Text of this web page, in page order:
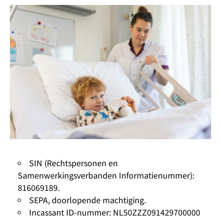
SIN (Rechtspersonen en
Samenwerkingsverbanden Informatienummer):
816069189.
SEPA, doorlopende machtiging.
Incassant ID-nummer: NL50ZZZ091429700000